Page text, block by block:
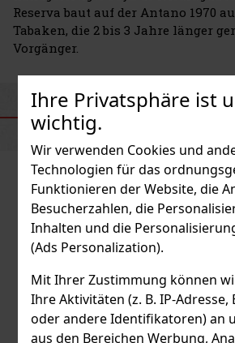
Ihre Privatsphäre ist
wichtig.
Wir verwenden Cookies und
Technologien für das
Funktionieren der Website, die
Besucherzahlen, die
Inhalten und die
(Ads Personalization).
Mit Ihrer Zustimmung können
Ihre Aktivitäten (z. B. IP-Adresse,
oder andere Identifikatoren) an
aus den Bereichen Werbung,
Reserva baut auf der Antano 1970
Tabaken, die 2 bis 3 Jahre länger
Vorgänger.
ÄHNLICHE